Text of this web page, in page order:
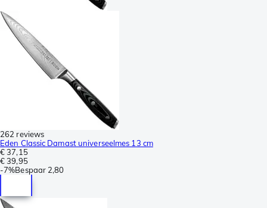
262 reviews
Eden Classic Damast universeelmes 13 cm
€ 37,15
€ 39,95
-7%Bespaar 2,80